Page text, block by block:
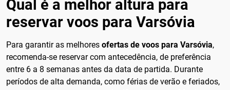
Qual é a melhor altura para
reservar voos para Varsóvia
Para garantir as melhores ofertas de voos para Varsóvia,
recomenda-se reservar com antecedência, de preferência
entre 6 a 8 semanas antes da data de partida. Durante
períodos de alta demanda, como férias de verão e feriados,